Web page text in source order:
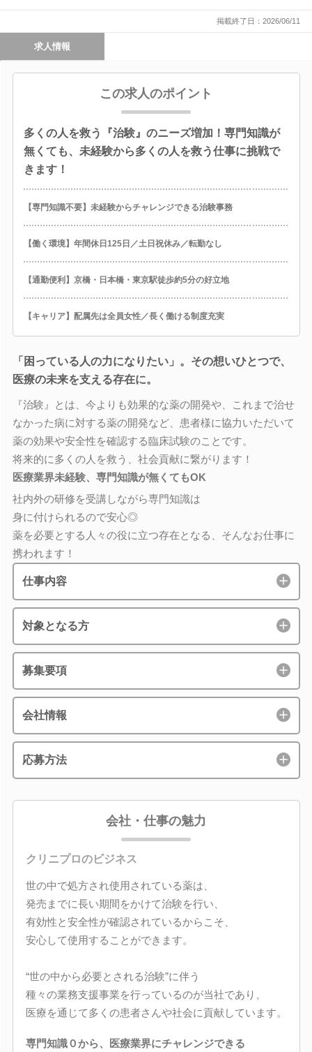
掲載終了日：2026/06/11
求人情報
この求人のポイント
多くの人を救う『治験』のニーズ増加！専門知識が
無くても、未経験から多くの人を救う仕事に挑戦で
きます！
【専門知識不要】未経験からチャレンジできる治験事務
【働く環境】年間休日125日／土日祝休み／転勤なし
【通勤便利】京橋・日本橋・東京駅徒歩約5分の好立地
【キャリア】配属先は全員女性／長く働ける制度充実
「困っている人の力になりたい」。その想いひとつで、
医療の未来を支える存在に。
『治験』とは、今よりも効果的な薬の開発や、これまで治せ
なかった病に対する薬の開発など、患者様に協力いただいて
薬の効果や安全性を確認する臨床試験のことです。
将来的に多くの人を救う、社会貢献に繋がります！
医療業界未経験、専門知識が無くてもOK
社内外の研修を受講しながら専門知識は
身に付けられるので安心◎
薬を必要とする人々の役に立つ存在となる、そんなお仕事に
携われます！
仕事内容
対象となる方
募集要項
会社情報
応募方法
会社・仕事の魅力
クリニプロのビジネス
世の中で処方され使用されている薬は、
発売までに長い期間をかけて治験を行い、
有効性と安全性が確認されているからこそ、
安心して使用することができます。
“世の中から必要とされる治験”に伴う
種々の業務支援事業を行っているのが当社であり、
医療を通じて多くの患者さんや社会に貢献しています。
専門知識０から、医療業界にチャレンジできる